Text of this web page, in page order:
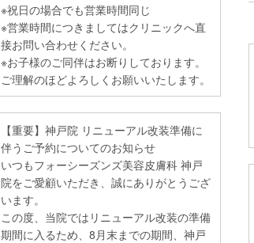
※祝日の場合でも営業時間同じ
※営業時間につきましてはクリニックへ直
接お問い合わせください。
※お子様のご同伴はお断りしております。
ご理解のほどよろしくお願いいたします。
【重要】神戸院 リニューアル改装準備に
伴うご予約についてのお知らせ
いつもフォーシーズンズ美容皮膚科 神戸
院をご愛顧いただき、誠にありがとうござ
います。
この度、当院ではリニューアル改装の準備
期間に入るため、8月末までの期間、神戸